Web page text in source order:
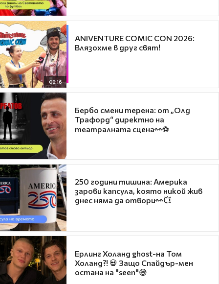
08:16
ANIVENTURE COMIC CON 2026:
Влязохме в друг свят!
Бербо смени терена: от „Олд
Трафорд“ директно на
театралната сцена👀⚽
250 години тишина: Америка
зарови капсула, която никой жив
днес няма да отвори👀💥
Ерлинг Холанд ghost-на Том
Холанд?! 💀 Защо Спайдър-мен
остана на "seen"😅